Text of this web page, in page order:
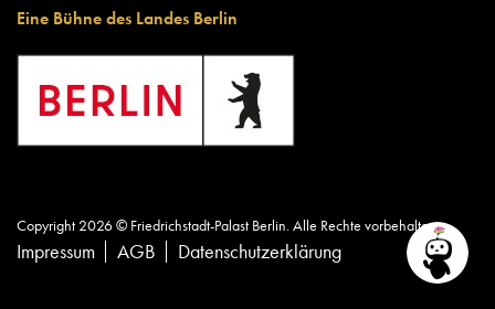
Eine Bühne des Landes Berlin
Copyright 2026 © Friedrichstadt-Palast Berlin. Alle Rechte vorbehalten.
Impressum AGB Datenschutzerklärung